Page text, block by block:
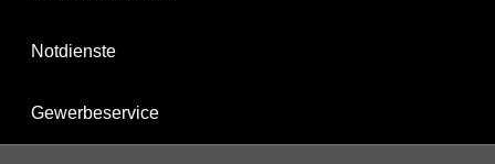
Notdienste
Gewerbeservice